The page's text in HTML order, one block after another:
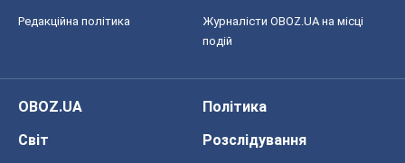
Редакційна політика
Журналісти OBOZ.UA на місці
подій
OBOZ.UA
Політика
Світ
Розслідування